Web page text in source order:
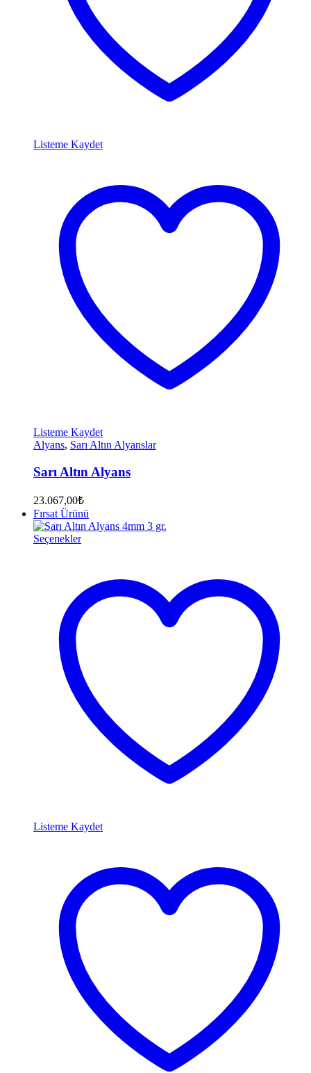
Listeme Kaydet
Listeme Kaydet
Alyans, Sarı Altın Alyanslar
Sarı Altın Alyans
23.067,00₺
Fırsat Ürünü
Seçenekler
Listeme Kaydet